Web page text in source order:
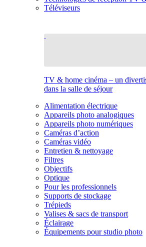
Téléviseurs
TV & home cinéma – un
dans la salle de séjour
Alimentation électrique
Appareils photo analogiques
Appareils photo numériques
Caméras d’action
Caméras vidéo
Entretien & nettoyage
Filtres
Objectifs
Optique
Pour les professionnels
Supports de stockage
Trépieds
Valises & sacs de transport
Éclairage
Équipements pour studio photo